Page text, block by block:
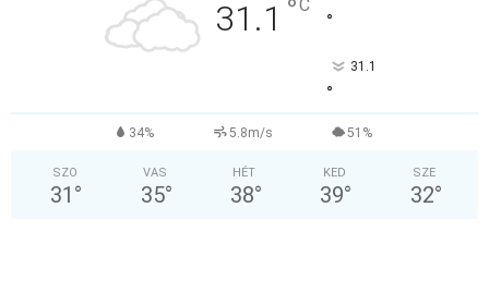
31.1 °C
°
31.1
°
34% 5.8m/s 51%
SZO
31 °
VAS
35°
HÉT
38°
KED
39°
SZE
32°